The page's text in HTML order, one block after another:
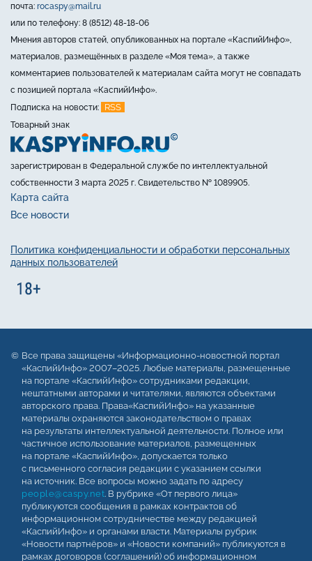
почта: rocaspy@mail.ru
или по телефону: 8 (8512) 48-18-06
Мнения авторов статей, опубликованных на портале «КаспийИнфо»,
материалов, размещённых в разделе «Моя тема», а также
комментариев пользователей к материалам сайта могут не совпадать
с позицией портала «КаспийИнфо».
Подписка на новости:
RSS
Товарный знак
зарегистрирован в Федеральной службе по интеллектуальной
собственности 3 марта 2025 г. Свидетельство № 1089905.
Карта сайта
Все новости
Политика конфиденциальности и обработки персональных
данных пользователей
Все права защищены «Информационно-новостной портал
«КаспийИнфо» 2007–2025. Любые материалы, размещенные
на портале «КаспийИнфо» сотрудниками редакции,
нештатными авторами и читателями, являются объектами
авторского права. Права«КаспийИнфо» на указанные
материалы охраняются законодательством о правах
на результаты интеллектуальной деятельности. Полное или
частичное использование материалов, размещенных
на портале «КаспийИнфо», допускается только
с письменного согласия редакции с указанием ссылки
на источник. Все вопросы можно задать по адресу
people@caspy.net. В рубрике «От первого лица»
публикуются сообщения в рамках контрактов об
информационном сотрудничестве между редакцией
«КаспийИнфо» и органами власти. Материалы рубрик
«Новости партнёров» и «Новости компаний» публикуются в
рамках договоров (соглашений) об информационном